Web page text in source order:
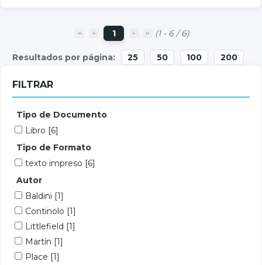
1 (1 - 6 / 6)
25 50 100 200
FILTRAR
Tipo de Documento
Libro [6]
Tipo de Formato
texto impreso [6]
Autor
Baldini [1]
Continolo [1]
Littlefield [1]
Martín [1]
Place [1]